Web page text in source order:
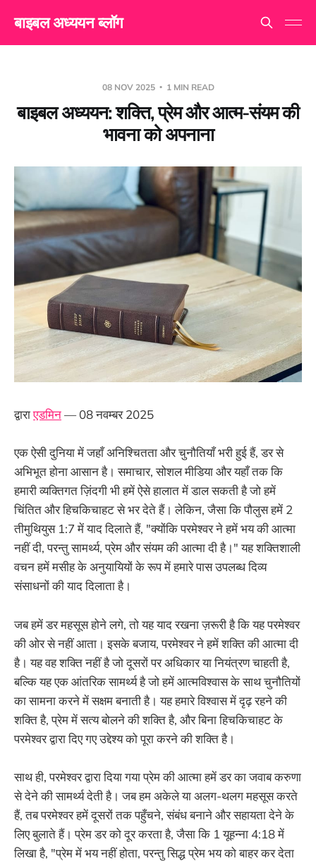
बाइबल अध्ययन ब्लॉग
08 NOV 2025 1 MIN READ
बाइबल अध्ययन: शक्ति, प्रेम और आत्म-संयम की
भावना को अपनाना
द्वाराएडमिन— 08 नवम्बर 2025
एक ऐसी दुनिया में जहाँ अनिश्चितता और चुनौतियाँ भरी हुई हैं, डर से
अभिभूत होना आसान है। समाचार, सोशल मीडिया और यहाँ तक कि
हमारी व्यक्तिगत ज़िंदगी भी हमें ऐसे हालात में डाल सकती है जो हमें
चिंतित और हिचकिचाहट से भर देते हैं। लेकिन, जैसा कि पौलुस हमें 2
तीमुथियुस 1:7 में याद दिलाते हैं, "क्योंकि परमेश्वर ने हमें भय की आत्मा
नहीं दी, परन्तु सामर्थ्य, प्रेम और संयम की आत्मा दी है।" यह शक्तिशाली
वचन हमें मसीह के अनुयायियों के रूप में हमारे पास उपलब्ध दिव्य
संसाधनों की याद दिलाता है।
जब हमें डर महसूस होने लगे, तो यह याद रखना ज़रूरी है कि यह परमेश्वर
की ओर से नहीं आता। इसके बजाय, परमेश्वर ने हमें शक्ति की आत्मा दी
है। यह वह शक्ति नहीं है जो दूसरों पर अधिकार या नियंत्रण चाहती है,
बल्कि यह एक आंतरिक सामर्थ्य है जो हमें आत्मविश्वास के साथ चुनौतियों
का सामना करने में सक्षम बनाती है। यह हमारे विश्वास में दृढ़ रहने की
शक्ति है, प्रेम में सत्य बोलने की शक्ति है, और बिना हिचकिचाहट के
परमेश्वर द्वारा दिए गए उद्देश्य को पूरा करने की शक्ति है।
साथ ही, परमेश्वर द्वारा दिया गया प्रेम की आत्मा हमें डर का जवाब करुणा
से देने की सामर्थ्य देती है। जब हम अकेले या अलग-थलग महसूस करते
हैं, तब परमेश्वर हमें दूसरों तक पहुँचने, संबंध बनाने और सहायता देने के
लिए बुलाते हैं। प्रेम डर को दूर करता है, जैसा कि 1 यूहन्ना 4:18 में
लिखा है, "प्रेम में भय नहीं होता, परन्तु सिद्ध प्रेम भय को बाहर कर देता